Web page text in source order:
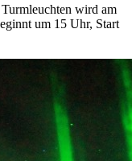
wird am
um 15 Uhr, Start